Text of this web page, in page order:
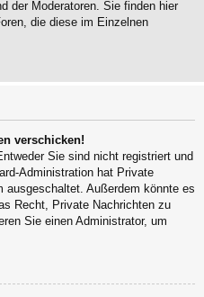
der Moderatoren. Sie finden hier
die diese im Einzelnen
verschicken!
Sie sind nicht registriert und
Administration hat Private
ausgeschaltet. Außerdem könnte es
Recht, Private Nachrichten zu
Sie einen Administrator, um